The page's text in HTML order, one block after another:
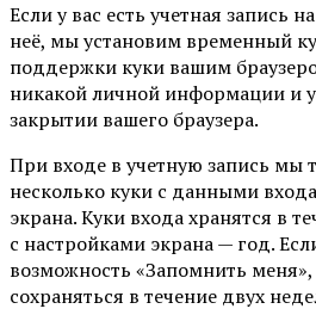
Если у вас есть учетная запись
неё, мы установим временный
поддержки куки вашим
никакой личной информации и
закрытии вашего браузера.
При входе в учетную запись мы
несколько куки с данными
экрана. Куки входа хранятся в
с настройками экрана — год.
возможность «Запомнить
сохраняться в течение двух